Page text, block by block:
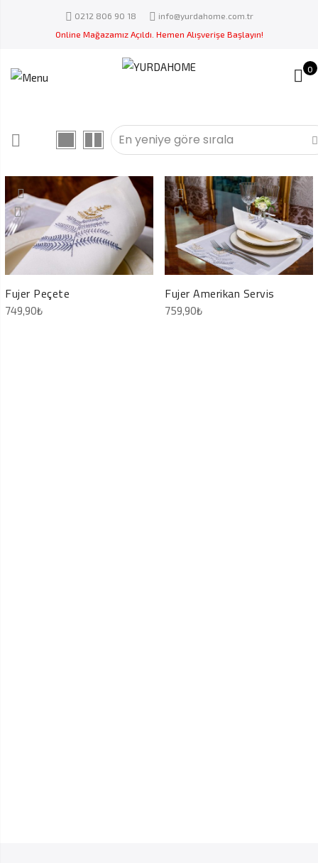
0212 806 90 18
info@yurdahome.com.tr
Online Mağazamız Açıldı. Hemen Alışverişe Başlayın!
0
Fujer Peçete
749,90₺
Fujer Amerikan Servis
759,90₺